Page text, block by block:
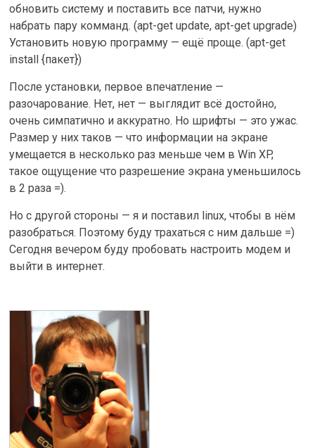
обновить систему и поставить все патчи, нужно
набрать пару комманд. (apt-get update, apt-get upgrade)
Установить новую программу — ещё проще. (apt-get
install {пакет})
После установки, первое впечатление —
разочарование. Нет, нет — выглядит всё достойно,
очень симпатично и аккуратно. Но шрифты — это ужас.
Размер у них таков — что информации на экране
умещается в несколько раз меньше чем в Win XP,
такое ощущение что разрешение экрана уменьшилось
в 2 раза =).
Но с другой стороны — я и поставил linux, чтобы в нём
разобраться. Поэтому буду трахаться с ним дальше =)
Сегодня вечером буду пробовать настроить модем и
выйти в интернет.